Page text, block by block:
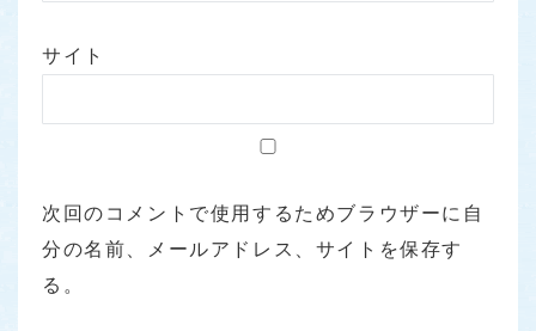
サイト
次回のコメントで使用するためブラウザーに自
分の名前、メールアドレス、サイトを保存す
る。